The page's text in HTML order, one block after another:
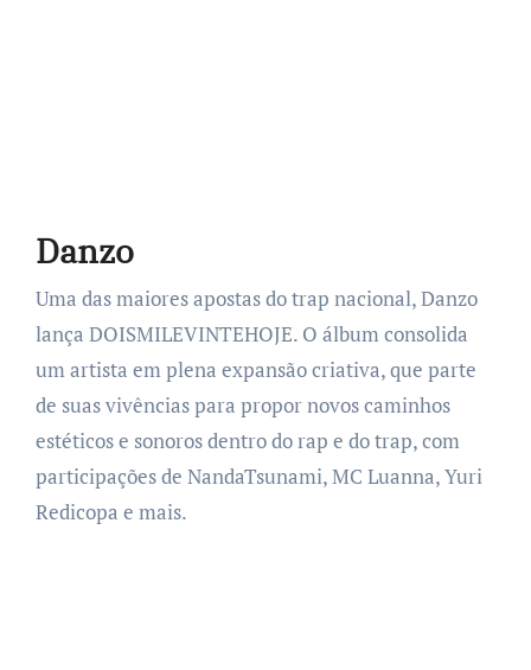
Danzo
Uma das maiores apostas do trap nacional, Danzo
lança DOISMILEVINTEHOJE. O álbum consolida
um artista em plena expansão criativa, que parte
de suas vivências para propor novos caminhos
estéticos e sonoros dentro do rap e do trap, com
participações de NandaTsunami, MC Luanna, Yuri
Redicopa e mais.